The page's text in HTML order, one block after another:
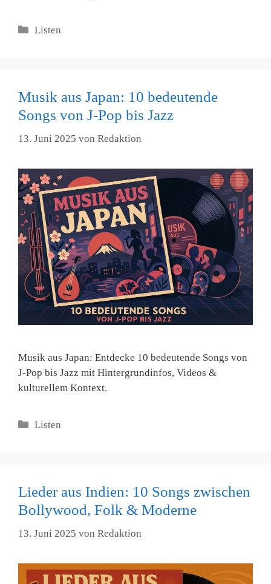
Kategorien
Listen
Musik aus Japan: 10 bedeutende
Songs von J-Pop bis Jazz
13. Juni 2025 von Redaktion
Musik aus Japan: Entdecke 10 bedeutende Songs von
J‑Pop bis Jazz mit Hintergrundinfos, Videos &
kulturellem Kontext.
Kategorien
Listen
Lieder aus Indien: 10 Songs zwischen
Bollywood, Folk & Moderne
13. Juni 2025 von Redaktion